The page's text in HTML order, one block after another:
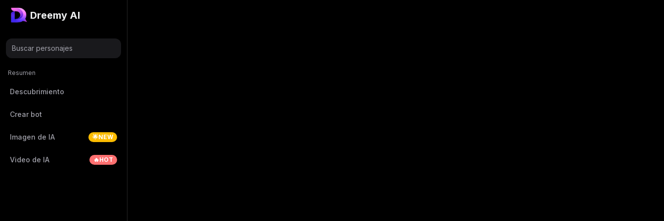
Dreemy AI
Buscar personajes
Resumen
Descubrimiento
Crear bot
Imagen de IA 🌟NEW
Video de IA 🔥HOT